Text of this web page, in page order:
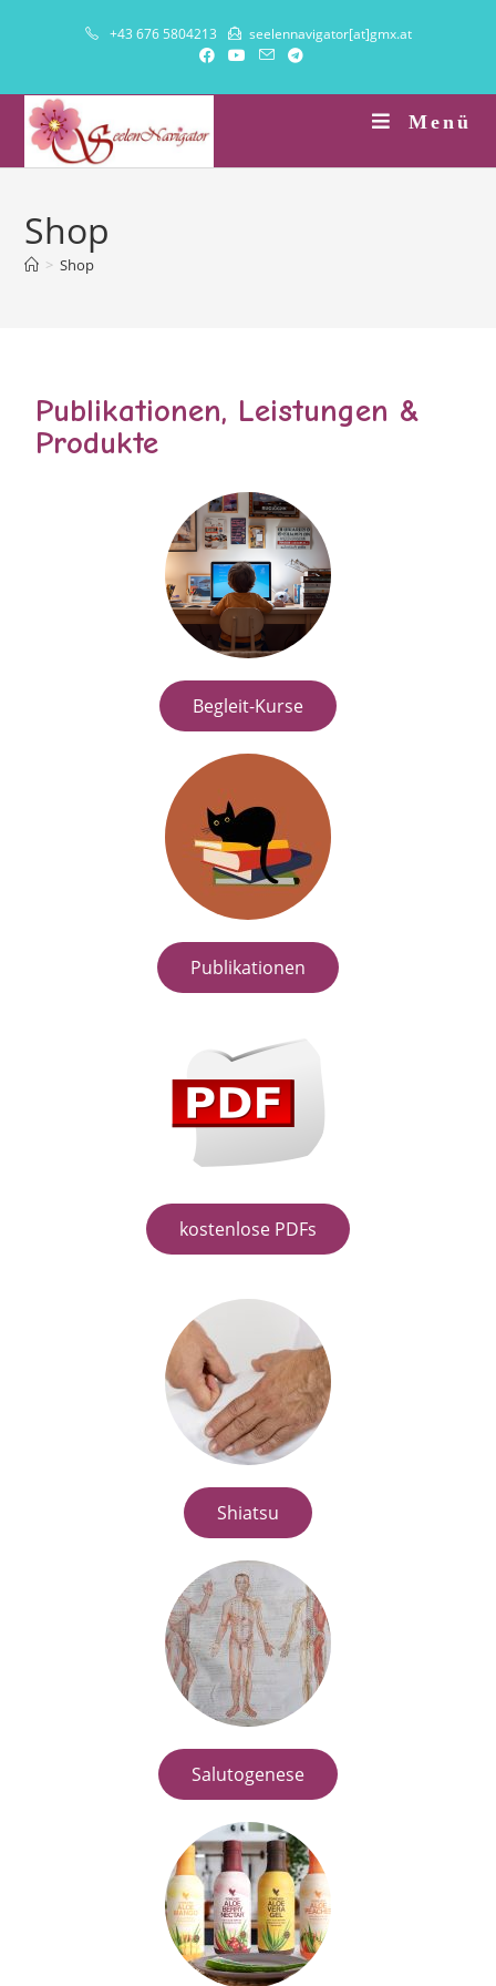
+43 676 5804213 seelennavigator[at]gmx.at
Menü
Shop
> Shop
Publikationen, Leistungen &
Produkte
Begleit-Kurse
Publikationen
kostenlose PDFs
Shiatsu
Salutogenese